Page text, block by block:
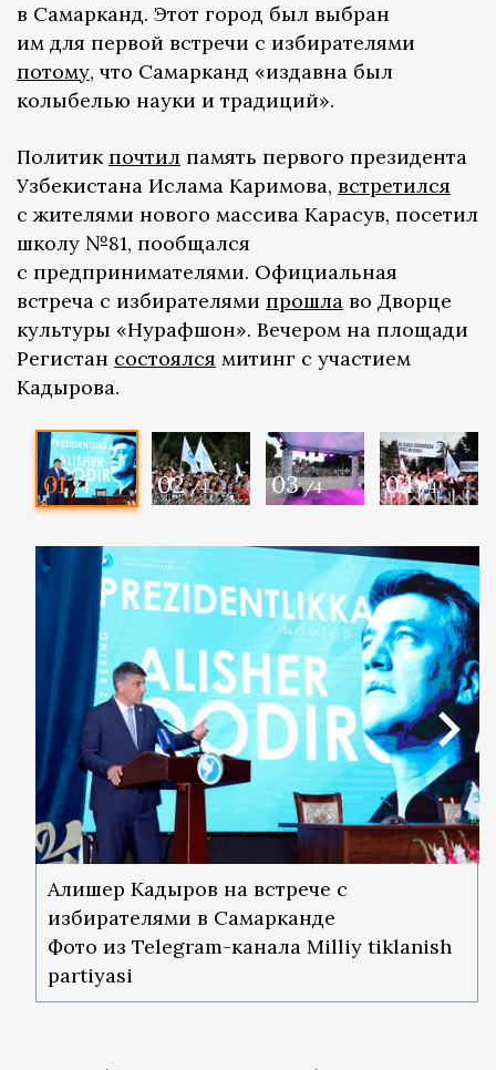
в Самарканд. Этот город был выбран
им для первой встречи с избирателями
потому, что Самарканд «издавна был
колыбелью науки и традиций».
Политик почтил память первого президента
Узбекистана Ислама Каримова, встретился
с жителями нового массива Карасув, посетил
школу №81, пообщался
с предпринимателями. Официальная
встреча с избирателями прошла во Дворце
культуры «Нурафшон». Вечером на площади
Регистан состоялся митинг с участием
Кадырова.
01 /4 02 /4 03 /4 04 /4
Алишер Кадыров на встрече с
избирателями в Самарканде
Фото из Telegram-канала Milliy tiklanish
partiyasi